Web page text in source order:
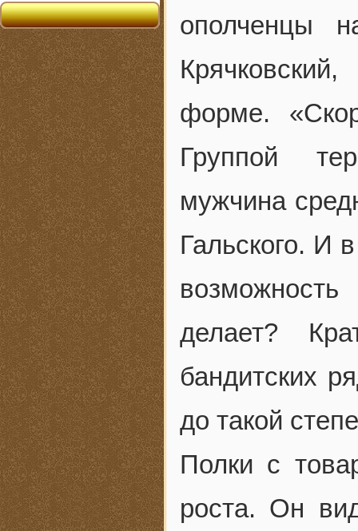
ополченцы
форме.
Группой
мужчина
Гальского. И
делает?
бандитских
до такой
Полки с
роста. Он